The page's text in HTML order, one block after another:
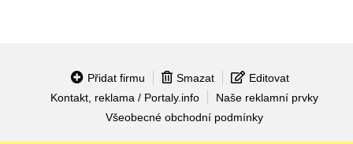
Přidat firmu Smazat
Editovat
Kontakt, reklama / Portaly.info
Naše reklamní prvky
Všeobecné obchodní podmínky